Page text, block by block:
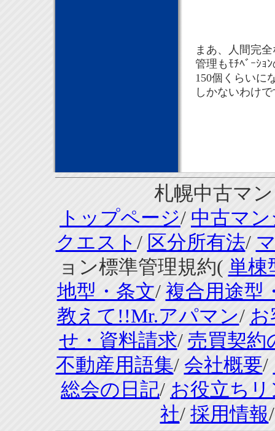
まあ、人間完
管理もﾓﾁﾍﾞｰｼｮ
150個くらいに
しかないわけ
札幌中古マ
トップページ/ 中古マ
クエスト / 区分所有法/
ョン標準管理規約( 単棟
地型・条文/ 複合用途型
教えて!!Mr.アパマン/ お
せ・資料請求/ 売買契約
不動産用語集/ 会社概要/
総会の日記/ お役立ち
社/ 採用情報